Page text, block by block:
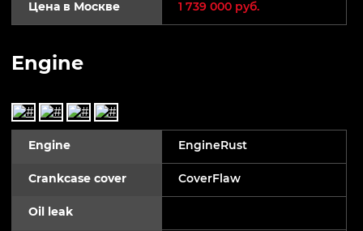
Цена в Москве 1 739 000 руб.
Engine
Engine EngineRust
Crankcase cover CoverFlaw
Oil leak